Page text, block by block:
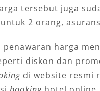
tersebut juga
2 orang,
penawaran harga
diskon dan
di website resmi